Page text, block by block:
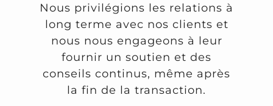
Nous privilégions les relations à
long terme avec nos clients et
nous nous engageons à leur
fournir un soutien et des
conseils continus, même après
la fin de la transaction.